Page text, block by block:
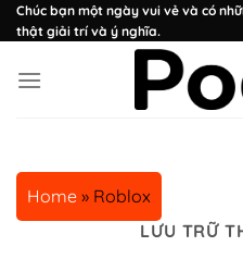
Chuyển
đến
dung
Chúc bạn một ngày vui vẻ và có
thật giải trí và ý nghĩa.
Home » Roblox
LƯU TRỮ